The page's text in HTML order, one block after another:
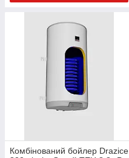
Комбінований бойлер Drazice